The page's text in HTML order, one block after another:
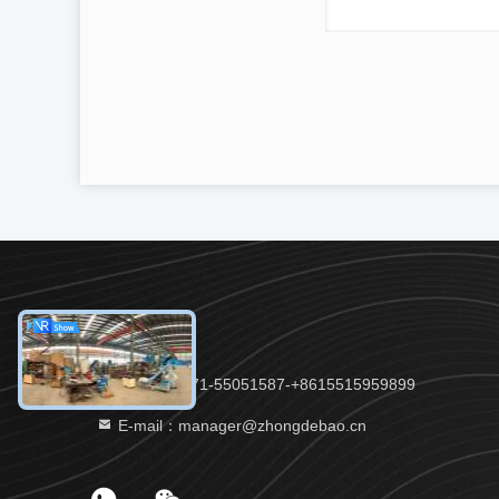
Tel.：86-371-55051587-+8615515959899
E-mail：manager@zhongdebao.cn